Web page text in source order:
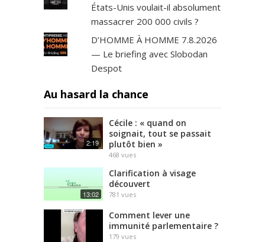
États-Unis voulait-il absolument
massacrer 200 000 civils ?
D’HOMME À HOMME 7.8.2026
— Le briefing avec Slobodan
Despot
Au hasard la chance
2:19
Cécile : « quand on
soignait, tout se passait
plutôt bien »
468 vues
13:02
Clarification à visage
découvert
781 vues
Comment lever une
immunité parlementaire ?
179 vues